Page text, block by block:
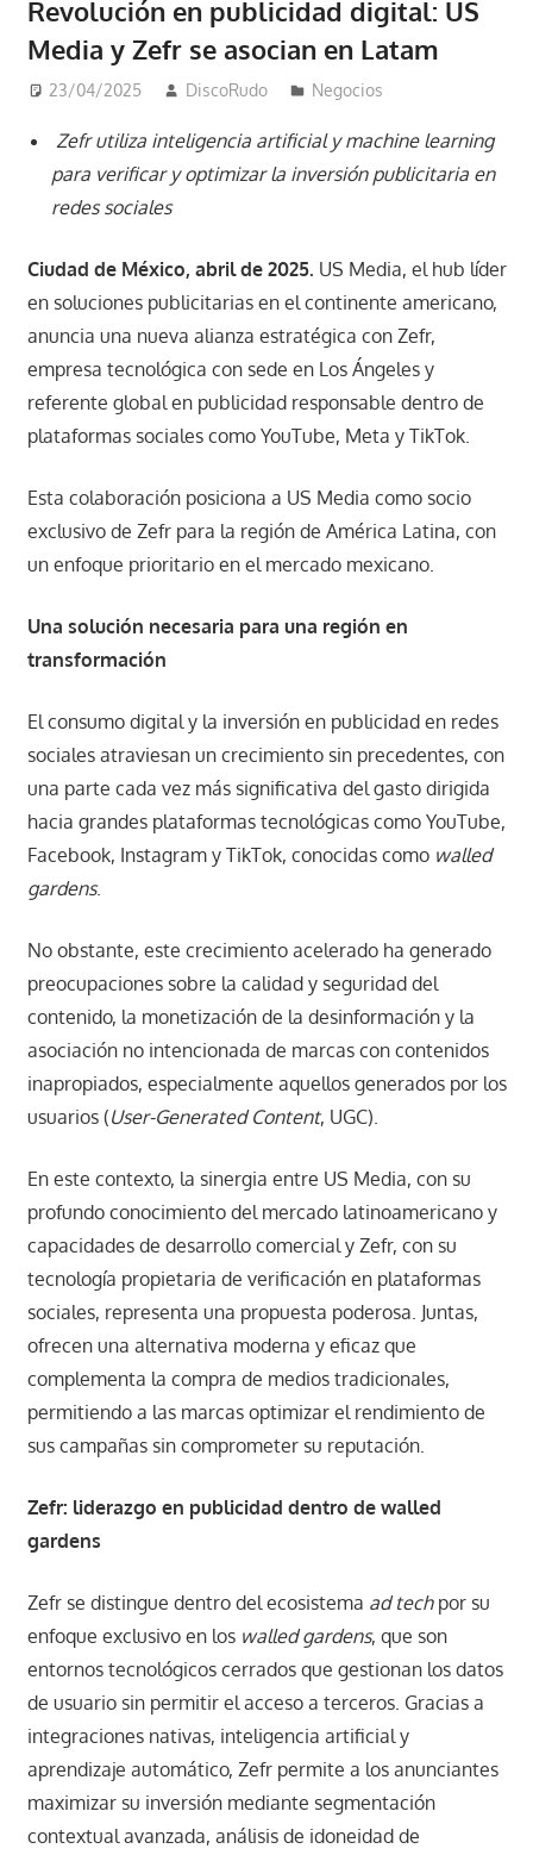
Revolución en publicidad digital: US
Media y Zefr se asocian en Latam
23/04/2025 DiscoRudo Negocios
Zefr utiliza inteligencia artificial y machine learning
para verificar y optimizar la inversión publicitaria en
redes sociales
Ciudad de México, abril de 2025. US Media, el hub líder
en soluciones publicitarias en el continente americano,
anuncia una nueva alianza estratégica con Zefr,
empresa tecnológica con sede en Los Ángeles y
referente global en publicidad responsable dentro de
plataformas sociales como YouTube, Meta y TikTok.
Esta colaboración posiciona a US Media como socio
exclusivo de Zefr para la región de América Latina, con
un enfoque prioritario en el mercado mexicano.
Una solución necesaria para una región en
transformación
El consumo digital y la inversión en publicidad en redes
sociales atraviesan un crecimiento sin precedentes, con
una parte cada vez más significativa del gasto dirigida
hacia grandes plataformas tecnológicas como YouTube,
Facebook, Instagram y TikTok, conocidas como walled
gardens.
No obstante, este crecimiento acelerado ha generado
preocupaciones sobre la calidad y seguridad del
contenido, la monetización de la desinformación y la
asociación no intencionada de marcas con contenidos
inapropiados, especialmente aquellos generados por los
usuarios (User-Generated Content, UGC).
En este contexto, la sinergia entre US Media, con su
profundo conocimiento del mercado latinoamericano y
capacidades de desarrollo comercial y Zefr, con su
tecnología propietaria de verificación en plataformas
sociales, representa una propuesta poderosa. Juntas,
ofrecen una alternativa moderna y eficaz que
complementa la compra de medios tradicionales,
permitiendo a las marcas optimizar el rendimiento de
sus campañas sin comprometer su reputación.
Zefr: liderazgo en publicidad dentro de walled
gardens
Zefr se distingue dentro del ecosistema ad techpor su
enfoque exclusivo en los walled gardens, que son
entornos tecnológicos cerrados que gestionan los datos
de usuario sin permitir el acceso a terceros. Gracias a
integraciones nativas, inteligencia artificial y
aprendizaje automático, Zefr permite a los anunciantes
maximizar su inversión mediante segmentación
contextual avanzada, análisis de idoneidad de